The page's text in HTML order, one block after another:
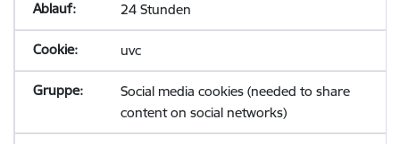
24 Stunden
uvc
Social media cookies (needed to share
content on social networks)